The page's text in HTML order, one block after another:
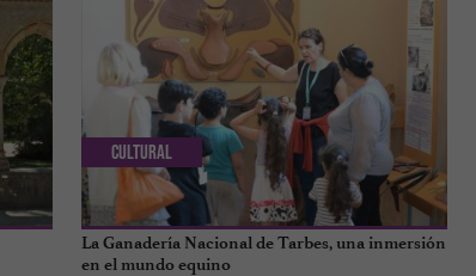
La Ganadería Nacional de Tarbes, una inmersión
en el mundo equino
Cultural